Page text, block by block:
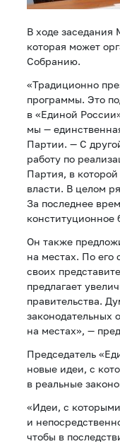
В ходе заседания
которая может
Собранию.
«Традиционно
программы. Это
в «Единой
мы —
Партии. — С
работу по
Партия, в
власти. В целом
За последнее
конституционное
Он также
на местах. По его
своих
предлагает
правительства.
законодательных
на местах», —
Председатель
новые идеи, с
в реальные
«Идеи, с
и
чтобы в